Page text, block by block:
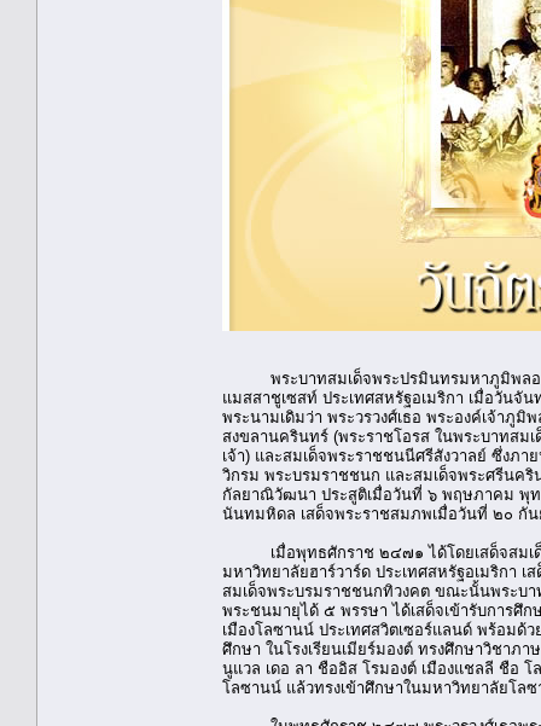
พระบาทสมเด็จพระปรมินทรมหาภูมิพลอดุล
แมสสาชูเซสท์ ประเทศสหรัฐอเมริกา เมื่อวัน
พระนามเดิมว่า พระวรวงศ์เธอ พระองค์เจ้าภูมิ
สงขลานครินทร์ (พระราชโอรส ในพระบาทสม
เจ้า) และสมเด็จพระราชชนนีศรีสังวาลย์ ซึ่งภา
วิกรม พระบรมราชชนก และสมเด็จพระศรีนคริ
กัลยาณิวัฒนา ประสูติเมื่อวันที่ ๖ พฤษภาคม พุ
นันทมหิดล เสด็จพระราชสมภพเมื่อวันที่ ๒๐ กั
เมื่อพุทธศักราช ๒๔๗๑ ได้โดยเสด็จสมเด็จ
มหาวิทยาลัยฮาร์วาร์ด ประเทศสหรัฐอเมริกา
สมเด็จพระบรมราชชนกทิวงคต ขณะนั้นพระบา
พระชนมายุได้ ๕ พรรษา ได้เสด็จเข้ารับการศึ
เมืองโลซานน์ ประเทศสวิตเซอร์แลนด์ พร้อมด้
ศึกษา ในโรงเรียนเมียร์มองต์ ทรงศึกษาวิชาภ
นูแวล เดอ ลา ชืออิส โรมองต์ เมืองแชลลี ชือ
โลซานน์ แล้วทรงเข้าศึกษาในมหาวิทยาลัยโล